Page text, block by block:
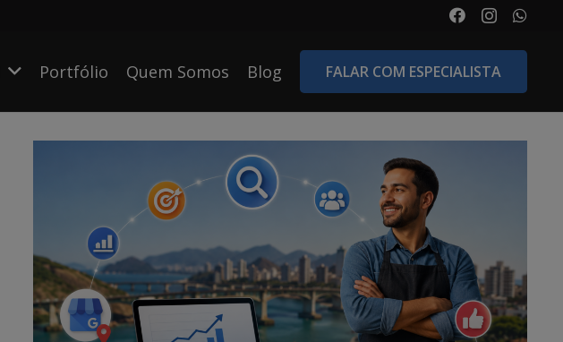
Portfólio Quem Somos Blog FALAR COM ESPECIALISTA